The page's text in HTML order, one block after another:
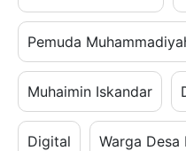
Pemuda
Muhaimin Iskandar
Digital Warga Desa